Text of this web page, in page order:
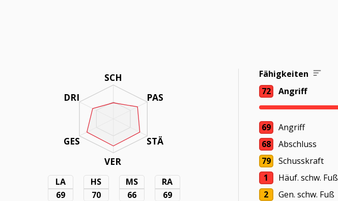
SCH
PAS
STÄ
VER
DRI
GES
LA
69
HS
70
MS
66
RA
69
Fähigkeiten
72
Angriff
69
Angriff
68
Abschluss
79
Schusskraft
1
Häuf. schw. Fuß
2
Gen. schw. Fuß